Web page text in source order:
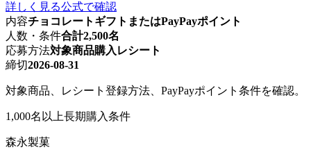
詳しく見る公式で確認
内容チョコレートギフトまたはPayPayポイント
人数・条件合計2,500名
応募方法対象商品購入レシート
締切2026-08-31
対象商品、レシート登録方法、PayPayポイント条件を確認。
1,000名以上長期購入条件
森永製菓